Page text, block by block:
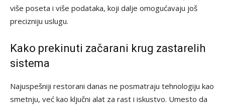
više poseta i više podataka, koji dalje omogućavaju još
precizniju uslugu.
Kako prekinuti začarani krug zastarelih
sistema
Najuspešniji restorani danas ne posmatraju tehnologiju kao
smetnju, već kao ključni alat za rast i iskustvo. Umesto da